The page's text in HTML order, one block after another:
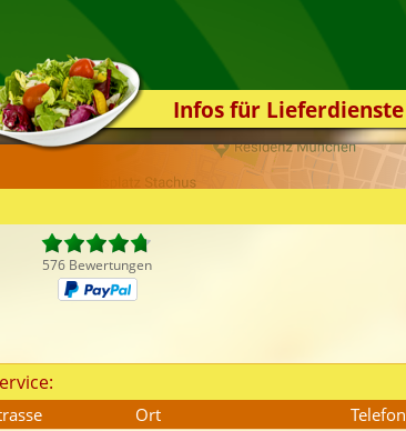
Infos für Lieferdienste
Kassensystem
Zuverlässigkeit
576 Bewertungen
Ort
Telefon